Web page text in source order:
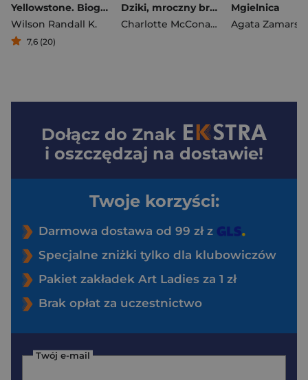
Yellowstone. Biografia parku
Wilson Randall K.
7,6 (20)
Dziki, mroczny brzeg
Charlotte McConaghy
Mgielnica
Agata
Dołącz do Znak
i oszczędzaj na dostawie!
Twoje korzyści:
Darmowa dostawa od 99 zł z
Specjalne zniżki tylko dla klubowiczów
Pakiet zakładek Art Ladies za 1 zł
Brak opłat za uczestnictwo
Twój e-mail